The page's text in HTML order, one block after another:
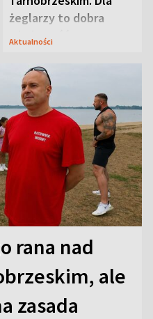
żeglarzy to dobra
wiadomość
Aktualności
rana nad
ale
zasada